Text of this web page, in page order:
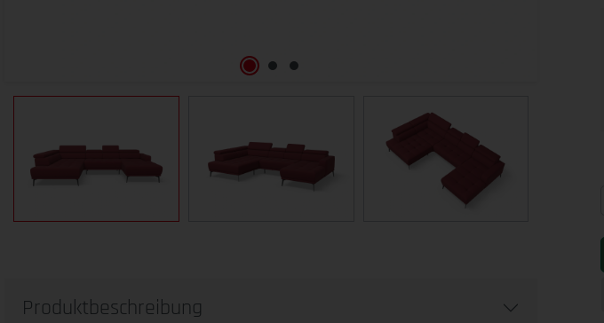
Produktbeschreibung